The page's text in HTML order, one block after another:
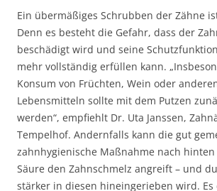
Ein übermäßiges Schrubben der Zähne
Denn es besteht die Gefahr, dass der
beschädigt wird und seine
mehr vollständig erfüllen kann.
Konsum von Früchten, Wein oder
Lebensmitteln sollte mit dem Putzen
werden“, empfiehlt Dr. Uta Janssen,
Tempelhof. Andernfalls kann die gut
zahnhygienische Maßnahme nach
Säure den Zahnschmelz angreift – und
stärker in diesen hineingerieben wird.